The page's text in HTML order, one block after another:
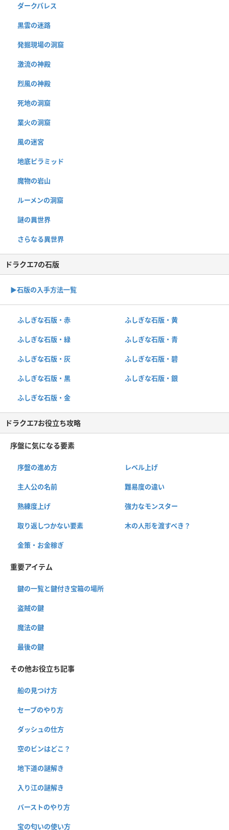
ダークパレス
黒雲の迷路
発掘現場の洞窟
激流の神殿
烈風の神殿
死地の洞窟
業火の洞窟
風の迷宮
地底ピラミッド
魔物の岩山
ルーメンの洞窟
謎の異世界
さらなる異世界
ドラクエ7の石版
▶︎石版の入手方法一覧
ふしぎな石版・赤 ふしぎな石版・黄
ふしぎな石版・緑 ふしぎな石版・青
ふしぎな石版・灰 ふしぎな石版・碧
ふしぎな石版・黒 ふしぎな石版・銀
ふしぎな石版・金
ドラクエ7お役立ち攻略
序盤に気になる要素
序盤の進め方 レベル上げ
主人公の名前 難易度の違い
熟練度上げ 強力なモンスター
取り返しつかない要素 木の人形を渡すべき？
金策・お金稼ぎ
重要アイテム
鍵の一覧と鍵付き宝箱の場所
盗賊の鍵
魔法の鍵
最後の鍵
その他お役立ち記事
船の見つけ方
セーブのやり方
ダッシュの仕方
空のビンはどこ？
地下道の謎解き
入り江の謎解き
バーストのやり方
宝の匂いの使い方